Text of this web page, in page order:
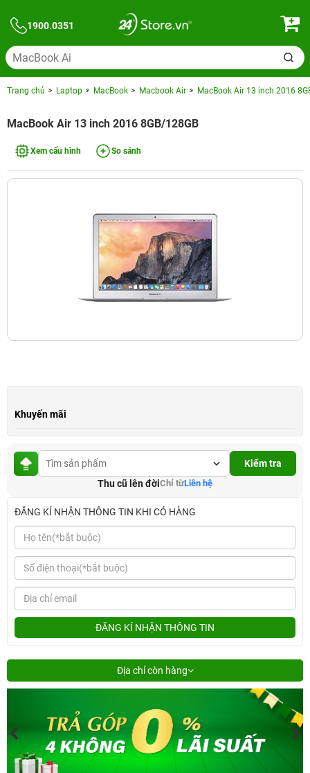
1900.0351
Trang chủ Laptop MacBook Macbook Air MacBook Air 13 inch 2016
MacBook Air 13 inch 2016 8GB/128GB
Xem cấu hình So sánh
Khuyến mãi
Kiểm tra
Thu cũ lên đờiChỉ từLiên hệ
ĐĂNG KÍ NHẬN THÔNG TIN KHI CÓ HÀNG
ĐĂNG KÍ NHẬN THÔNG TIN
Địa chỉ còn hàng